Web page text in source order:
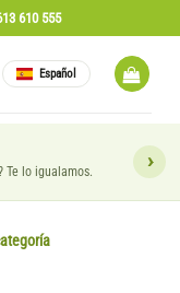
610 555
Español
Te lo igualamos.